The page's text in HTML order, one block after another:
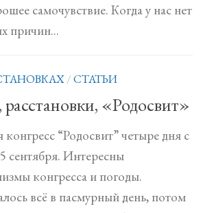
самочувствие. Когда у нас нет
причин...
/СТАТЬИ
«Родосвит»
“Родосвит” четыре дня с
сентября. Интересны
конгресса и погоды.
всё в пасмурный день, потом